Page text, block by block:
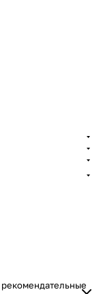
рекомендательные